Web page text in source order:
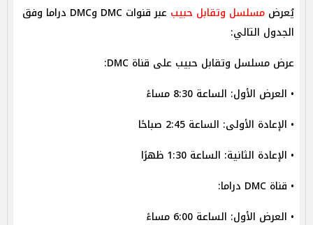
يُعرض مسلسل وتقابل حبيب
عبر قنوات DMC وDMC دراما وفق
الجدول التالي:
عرض مسلسل وتقابل حبيب على قناة DMC:
• العرض الأول: الساعة 8:30 مساءً
• الإعادة الأولى: الساعة 2:45 صباحًا
• الإعادة الثانية: الساعة 1:30 ظهرًا
• قناة DMC دراما:
• العرض الأول: الساعة 6:00 مساءً